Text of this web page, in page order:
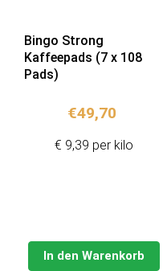
Bingo Strong
Kaffeepads (7 x 108
Pads)
€49,70
In den Warenkorb
€ 9,39 per kilo